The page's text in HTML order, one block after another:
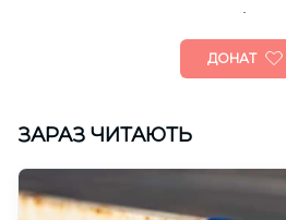
ДОНАТ
ЗАРАЗ ЧИТАЮТЬ